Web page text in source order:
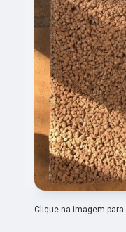
Clique na imagem para